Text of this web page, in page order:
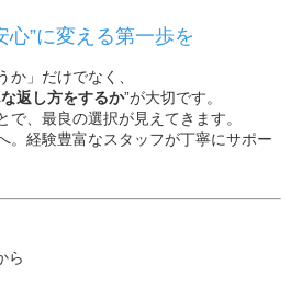
”に変える第一歩を
か」だけでなく、
返し方をするか”が大切です。
、最良の選択が見えてきます。
経験豊富なスタッフが丁寧にサポー
ら